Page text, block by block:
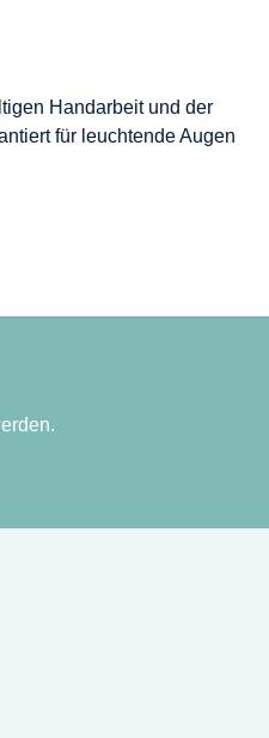
Handarbeit und der
für leuchtende Augen